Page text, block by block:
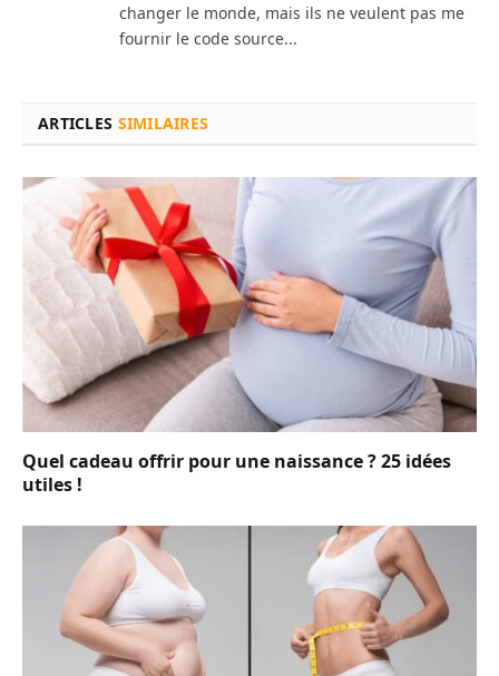
changer le monde, mais ils ne veulent pas me
fournir le code source...
ARTICLES SIMILAIRES
Quel cadeau offrir pour une naissance ? 25 idées
utiles !